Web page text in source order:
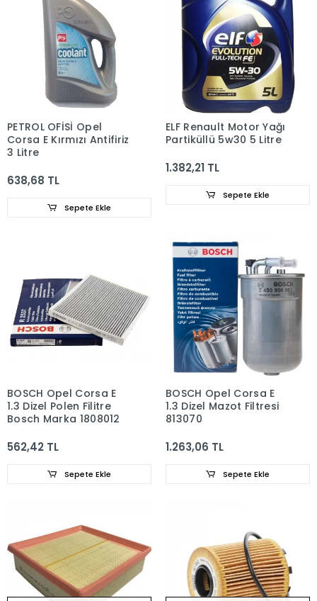
PETROL OFİSİ Opel
Corsa E Kırmızı Antifiriz
3 Litre
638,68 TL
Sepete Ekle
ELF Renault Motor Yağı
Partiküllü 5w30 5 Litre
1.382,21 TL
Sepete Ekle
BOSCH Opel Corsa E
1.3 Dizel Polen Filitre
Bosch Marka 1808012
562,42 TL
Sepete Ekle
BOSCH Opel Corsa E
1.3 Dizel Mazot Filtresi
813070
1.263,06 TL
Sepete Ekle